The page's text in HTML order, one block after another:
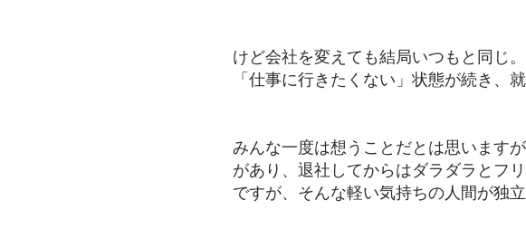
けど会社を変えても結局いつもと同じ。
「仕事に行きたくない」状態が続き、
みんな一度は想うことだとは思います
があり、退社してからはダラダラとフ
ですが、そんな軽い気持ちの人間が独